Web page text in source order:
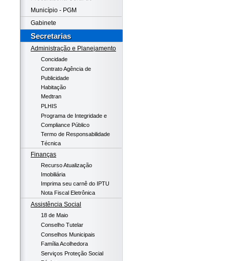
Município - PGM
Gabinete
Secretarias
Administração e Planejamento
Concidade
Contrato Agência de
Publicidade
Habitação
Medtran
PLHIS
Programa de Integridade e
Compliance Público
Termo de Responsabilidade
Técnica
Finanças
Recurso Atualização
Imobiliária
Imprima seu carnê do IPTU
Nota Fiscal Eletrônica
Assistência Social
18 de Maio
Conselho Tutelar
Conselhos Municipais
Família Acolhedora
Serviços Proteção Social